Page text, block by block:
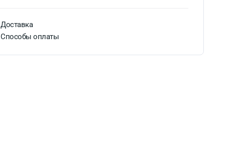
Доставка
Способы оплаты